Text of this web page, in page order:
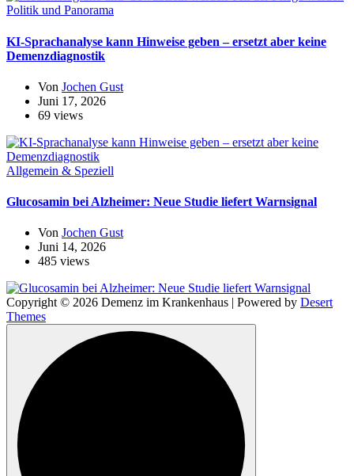
Politik und Panorama
KI-Sprachanalyse kann Hinweise geben – ersetzt aber keine
Demenzdiagnostik
Von Jochen Gust
Juni 17, 2026
69 views
Allgemein & Speziell
Glucosamin bei Alzheimer: Neue Studie liefert Warnsignal
Von Jochen Gust
Juni 14, 2026
485 views
Copyright © 2026 Demenz im Krankenhaus | Powered by Desert
Themes